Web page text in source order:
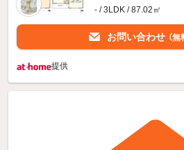
- / 3LDK / 87.02㎡
お問い合わせ （無
提供